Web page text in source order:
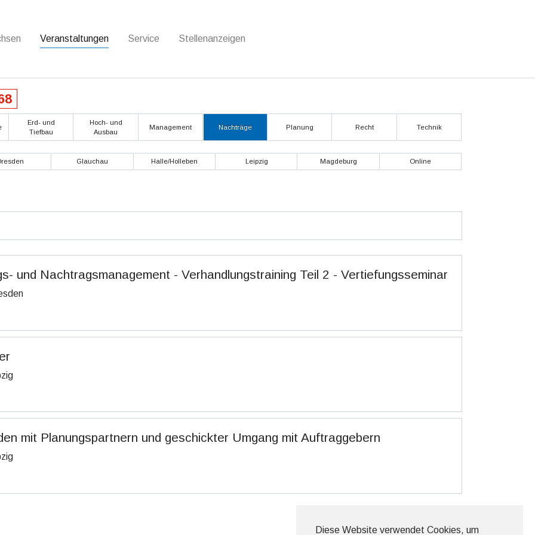
Diese Website verwendet Cookies, um
Veranstaltungen(current)Service Stellenanzeigen
Erd- und
Tiefbau
Hoch- und
Ausbau
Management Nachträge Planung Recht Technik
Glauchau Halle/Holleben Leipzig Magdeburg Online
und Nachtragsmanagement - Verhandlungstraining Teil 2 - Vertiefungsseminar
mit Planungspartnern und geschickter Umgang mit Auftraggebern